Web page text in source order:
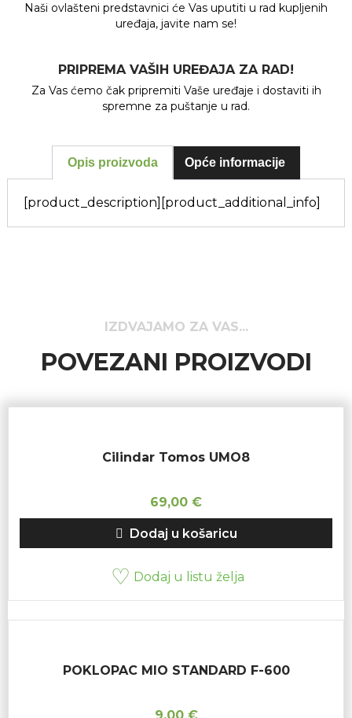
Naši ovlašteni predstavnici će Vas uputiti u rad kupljenih
uređaja, javite nam se!
PRIPREMA VAŠIH UREĐAJA ZA RAD!
Za Vas ćemo čak pripremiti Vaše uređaje i dostaviti ih
spremne za puštanje u rad.
Opis proizvoda Opće informacije
[product_description] [product_additional_info]
IZDVAJAMO ZA VAS...
POVEZANI PROIZVODI
Cilindar Tomos UMO8
69,00 €
Dodaj u košaricu
Dodaj u listu želja
POKLOPAC MIO STANDARD F-600